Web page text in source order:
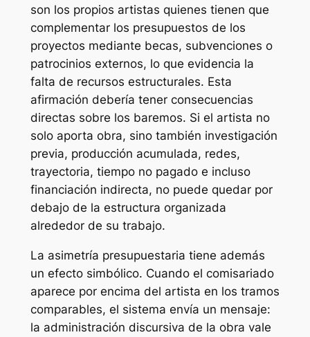
son los propios artistas quienes tienen que
complementar los presupuestos de los
proyectos mediante becas, subvenciones o
patrocinios externos, lo que evidencia la
falta de recursos estructurales. Esta
afirmación debería tener consecuencias
directas sobre los baremos. Si el artista no
solo aporta obra, sino también investigación
previa, producción acumulada, redes,
trayectoria, tiempo no pagado e incluso
financiación indirecta, no puede quedar por
debajo de la estructura organizada
alrededor de su trabajo.
La asimetría presupuestaria tiene además
un efecto simbólico. Cuando el comisariado
aparece por encima del artista en los tramos
comparables, el sistema envía un mensaje:
la administración discursiva de la obra vale